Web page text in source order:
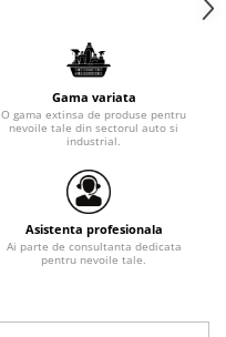
Gama variata
O gama extinsa de produse pentru
nevoile tale din sectorul auto si
industrial.
Asistenta profesionala
Ai parte de consultanta dedicata
pentru nevoile tale.